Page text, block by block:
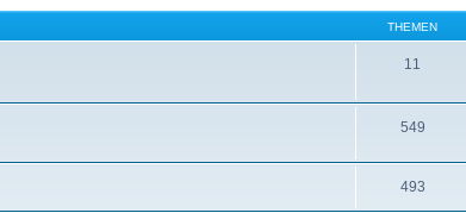
THEMEN
11
549
493